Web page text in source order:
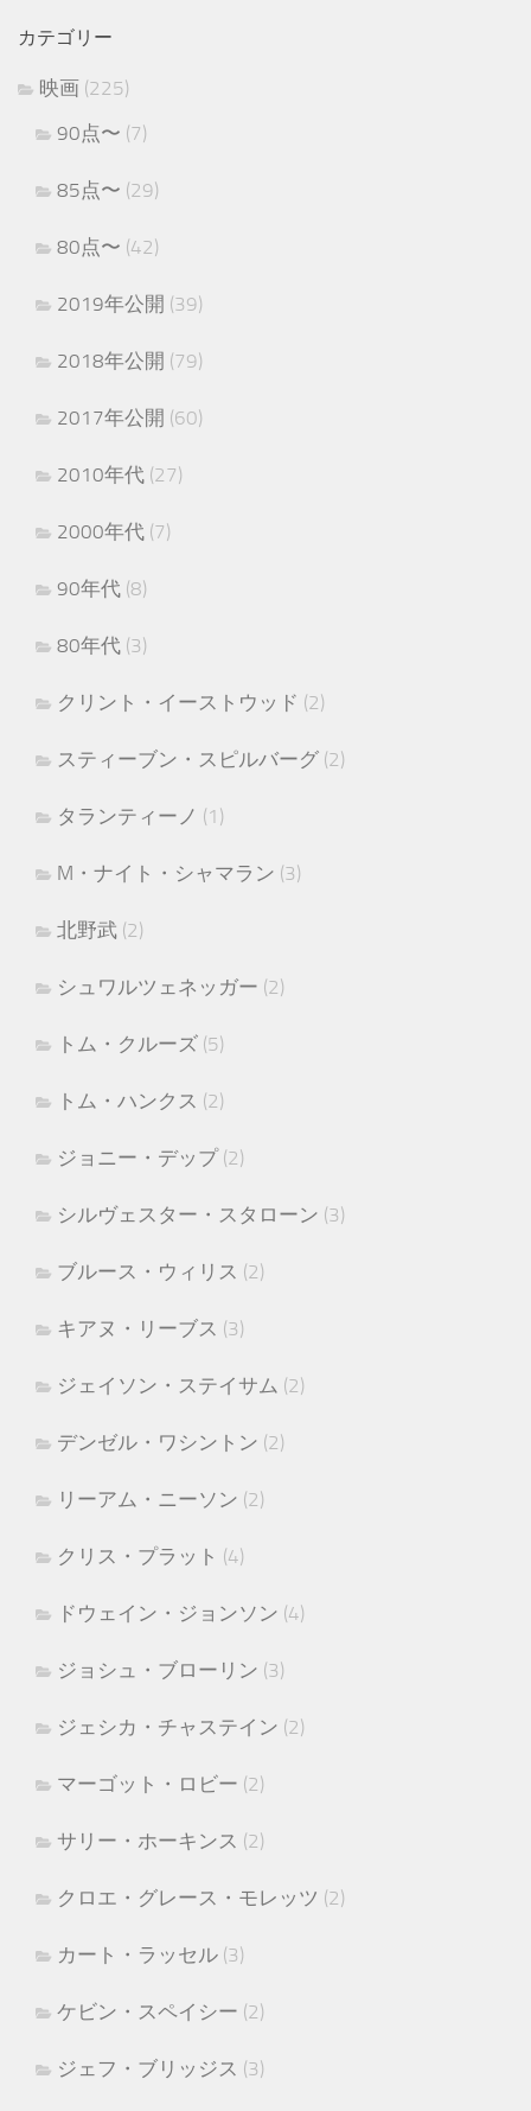
カテゴリー
映画 (225)
90点〜 (7)
85点〜 (29)
80点〜 (42)
2019年公開 (39)
2018年公開 (79)
2017年公開 (60)
2010年代 (27)
2000年代 (7)
90年代 (8)
80年代 (3)
クリント・イーストウッド (2)
スティーブン・スピルバーグ (2)
タランティーノ (1)
M・ナイト・シャマラン (3)
北野武 (2)
シュワルツェネッガー (2)
トム・クルーズ (5)
トム・ハンクス (2)
ジョニー・デップ(2)
シルヴェスター・スタローン (3)
ブルース・ウィリス (2)
キアヌ・リーブス (3)
ジェイソン・ステイサム (2)
デンゼル・ワシントン (2)
リーアム・ニーソン (2)
クリス・プラット (4)
ドウェイン・ジョンソン (4)
ジョシュ・ブローリン (3)
ジェシカ・チャステイン (2)
マーゴット・ロビー (2)
サリー・ホーキンス (2)
クロエ・グレース・モレッツ (2)
カート・ラッセル (3)
ケビン・スペイシー (2)
ジェフ・ブリッジス (3)